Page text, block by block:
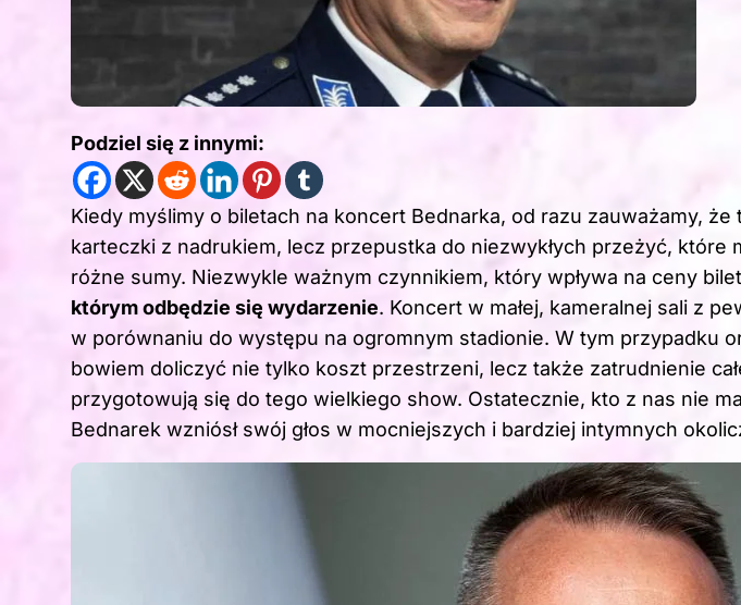
Podziel się z innymi:
Kiedy myślimy o biletach na koncert Bednarka, od razu zauważamy, że
karteczki z nadrukiem, lecz przepustka do niezwykłych przeżyć, które
różne sumy. Niezwykle ważnym czynnikiem, który wpływa na ceny
którym odbędzie się wydarzenie. Koncert w małej, kameralnej sali z
w porównaniu do występu na ogromnym stadionie. W tym przypadku
bowiem doliczyć nie tylko koszt przestrzeni, lecz także zatrudnienie
przygotowują się do tego wielkiego show. Ostatecznie, kto z nas nie
Bednarek wzniósł swój głos w mocniejszych i bardziej intymnych